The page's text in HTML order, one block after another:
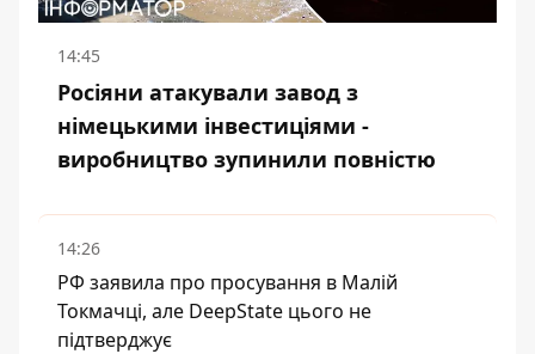
14:45
Росіяни атакували завод з
німецькими інвестиціями -
виробництво зупинили повністю
14:26
РФ заявила про просування в Малій
Токмачці, але DeepState цього не
підтверджує